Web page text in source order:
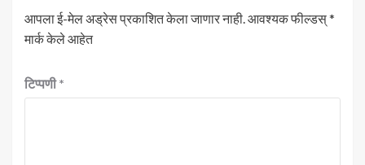
आपला ई-मेल अड्रेस प्रकाशित केला जाणार नाही. आवश्यक फील्डस्*
मार्क केले आहेत
टिप्पणी*